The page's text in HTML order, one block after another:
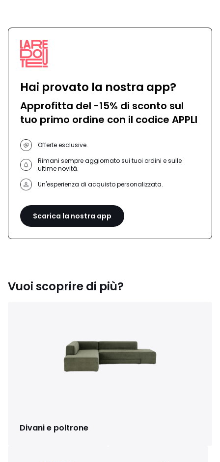
Hai provato la nostra app?
Approfitta del -15% di sconto sul
tuo primo ordine con il codice APPLI
Offerte esclusive.
Rimani sempre aggiornato sui tuoi ordini e sulle
ultime novità.
Un'esperienza di acquisto personalizzata.
Scarica la nostra app
Vuoi scoprire di più?
Divani e poltrone